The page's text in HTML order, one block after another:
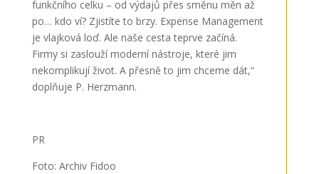
funkčního celku – od výdajů přes směnu měn až
po… kdo ví? Zjistíte to brzy. Expense Management
je vlajková loď. Ale naše cesta teprve začíná.
Firmy si zaslouží moderní nástroje, které jim
nekomplikují život. A přesně to jim chceme dát,“
doplňuje P. Herzmann.
PR
Foto: Archiv Fidoo